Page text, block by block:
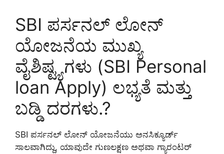
SBI ಪರ್ಸನಲ್ ಲೋನ್
ಯೋಜನೆಯ ಮುಖ್ಯ
ವೈಶಿಷ್ಟ್ಯಗಳು (SBI Personal
loan Apply) ಲಭ್ಯತೆ ಮತ್ತು
ಬಡ್ಡಿ ದರಗಳು.?
SBI ಪರ್ಸನಲ್ ಲೋನ್ ಯೋಜನೆಯು ಅನಸಿಕ್ಯೂರ್ಡ್
ಸಾಲವಾಗಿದ್ದು, ಯಾವುದೇ ಗುಣಲಕ್ಷಣ ಅಥವಾ ಗ್ಯಾರಂಟರ್